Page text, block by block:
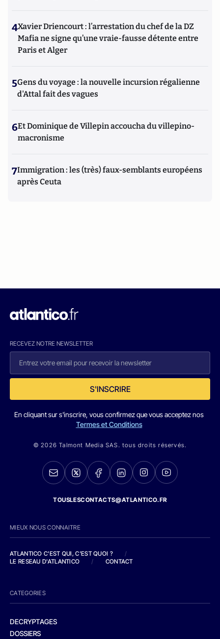
4Xavier Driencourt : l’arrestation du chef de la DZ
Mafia ne signe qu’une vraie-fausse détente entre
Paris et Alger
5Gens du voyage : la nouvelle incursion régalienne
d'Attal fait des vagues
6Et Dominique de Villepin accoucha du villepino-
macronisme
7Immigration : les (très) faux-semblants européens
après Ceuta
RECEVEZ NOTRE NEWSLETTER
S'INSCRIRE
En cliquant sur s'inscrire, vous confirmez que vous acceptez nos
Termes et Conditions
© 2026 Talmont Media SAS. tous droits réservés.
TOUSLESCONTACTS@ATLANTICO.FR
MIEUX NOUS CONNAITRE
ATLANTICO C'EST QUI, C'EST QUOI ?
/
LE RESEAU D'ATLANTICO
/ CONTACT
CATEGORIES
DECRYPTAGES
DOSSIERS